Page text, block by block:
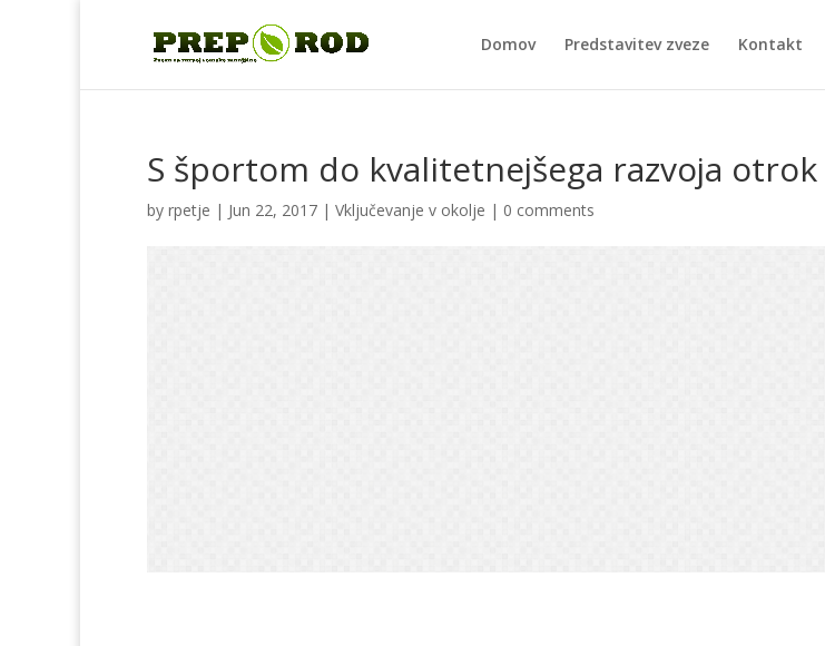
Domov Predstavitev zveze Kontakt
S športom do kvalitetnejšega razvoja otrok
by rpetje | Jun 22, 2017 | Vključevanje v okolje | 0 comments